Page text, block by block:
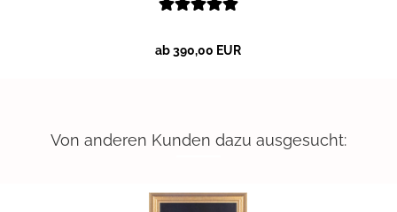
ab 390,00 EUR
Von anderen Kunden dazu ausgesucht: